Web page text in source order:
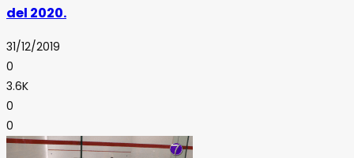
del 2020.
31/12/2019
0
3.6K
0
0